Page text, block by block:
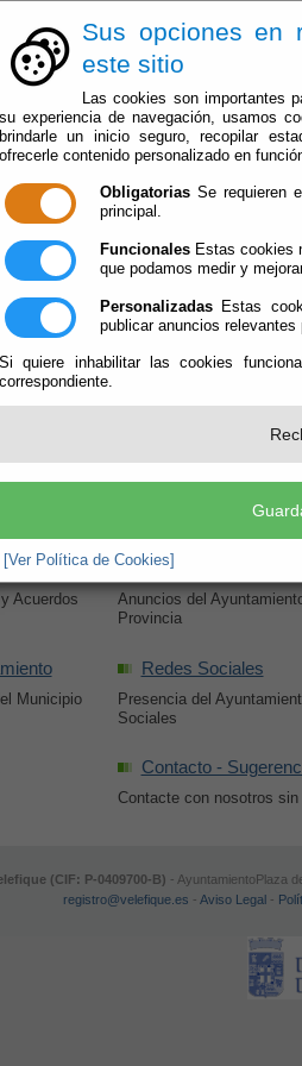
Sus opciones en
este sitio
Las cookies son importantes
su experiencia de navegación, usamos
brindarle un inicio seguro, recopilar
ofrecerle contenido personalizado en
Obligatorias Se requieren
principal.
Funcionales Estas cookies
que podamos medir y
Personalizadas Estas
publicar anuncios relevantes
Si quiere inhabilitar las cookies
correspondiente.
[Ver Política de Cookies]
Normas
Acuerdos
Velefique en el BOP
Anuncios del
Provincia
Municipio
Redes Sociales
Presencia del
Sociales
Contacto -
Contacte con nosotros sin
(CIF: P-0409700-B) - AyuntamientoPlaza
registro@velefique.es - Aviso Legal -